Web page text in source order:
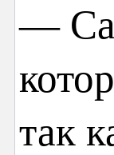
—
так